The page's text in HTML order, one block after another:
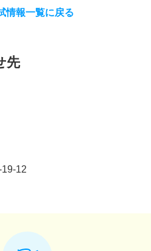
情報一覧に戻る
先
12